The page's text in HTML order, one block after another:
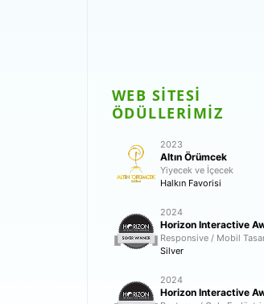
WEB SİTESİ
ÖDÜLLERİMİZ
2023
Altın Örümcek
Yiyecek ve İçecek
Halkın Favorisi
2024
Horizon Interactive
Responsive / Mobil
Silver
2024
Horizon Interactive